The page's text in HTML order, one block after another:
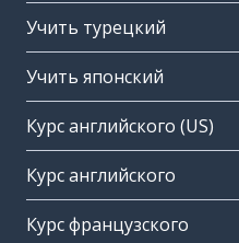
Учить турецкий
Учить японский
Курс английского (US)
Курс английского
Курс французского